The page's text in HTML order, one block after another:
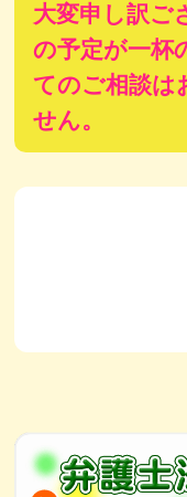
大変申し訳ご
の予定が一杯
てのご相談は
せん。